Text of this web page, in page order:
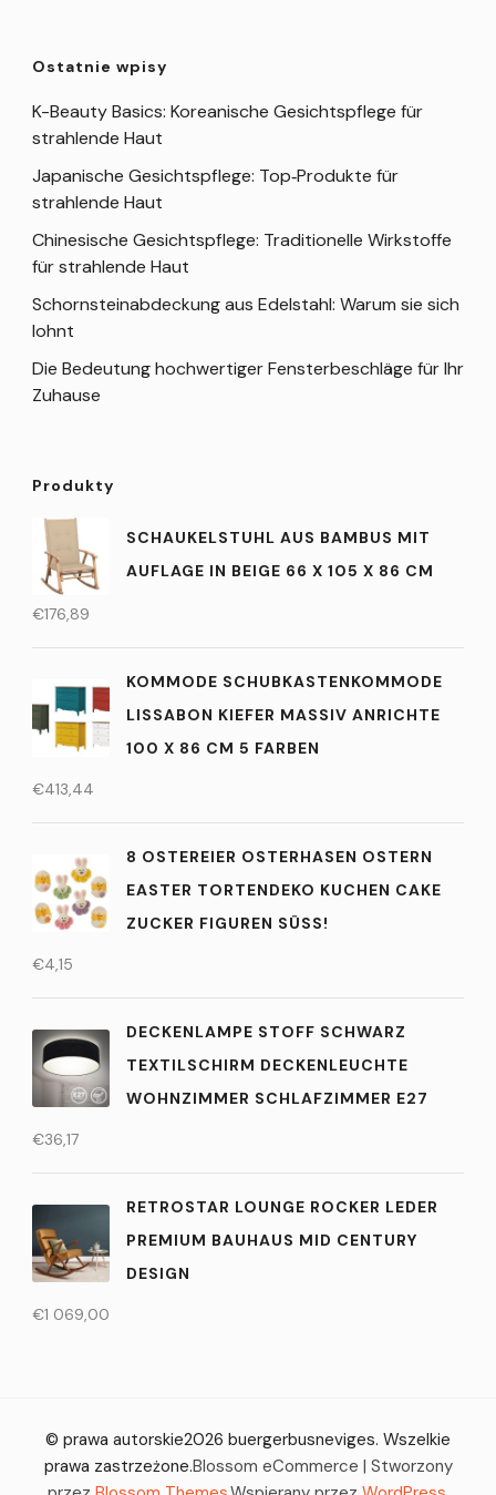
Ostatnie wpisy
K-Beauty Basics: Koreanische Gesichtspflege für
strahlende Haut
Japanische Gesichtspflege: Top‑Produkte für
strahlende Haut
Chinesische Gesichtspflege: Traditionelle Wirkstoffe
für strahlende Haut
Schornsteinabdeckung aus Edelstahl: Warum sie sich
lohnt
Die Bedeutung hochwertiger Fensterbeschläge für Ihr
Zuhause
Produkty
SCHAUKELSTUHL AUS BAMBUS MIT
AUFLAGE IN BEIGE 66 X 105 X 86 CM
€176,89
KOMMODE SCHUBKASTENKOMMODE
LISSABON KIEFER MASSIV ANRICHTE
100 X 86 CM 5 FARBEN
€413,44
8 OSTEREIER OSTERHASEN OSTERN
EASTER TORTENDEKO KUCHEN CAKE
ZUCKER FIGUREN SÜSS!
€4,15
DECKENLAMPE STOFF SCHWARZ
TEXTILSCHIRM DECKENLEUCHTE
WOHNZIMMER SCHLAFZIMMER E27
€36,17
RETROSTAR LOUNGE ROCKER LEDER
PREMIUM BAUHAUS MID CENTURY
DESIGN
€1 069,00
© prawa autorskie2026 buergerbusneviges. Wszelkie
prawa zastrzeżone.Blossom eCommerce | Stworzony